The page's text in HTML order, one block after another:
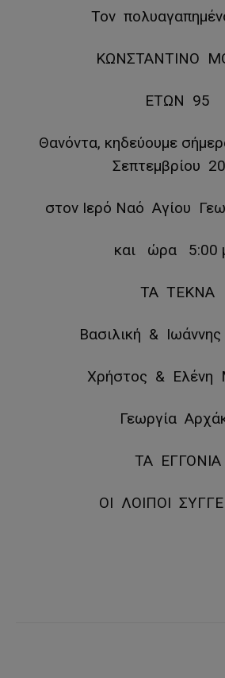
Toν
ΚΩΝΣΤΑΝΤΙΝΟ
ΕΤΩΝ 95
Θανόντα, κηδεύουμε
Σεπτεμβρίου
στον Ιερό Ναό Αγίου
και ώρα 5:00
ΤΑ ΤΕΚΝΑ
Βασιλική &
Χρήστος & Ελένη
Γεωργία
ΤΑ ΕΓΓΟΝΙΑ
ΟΙ ΛΟΙΠΟΙ